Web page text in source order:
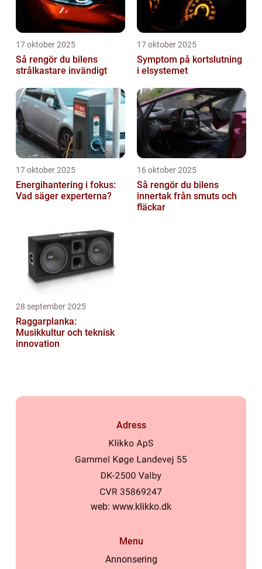
17 oktober 2025
Så rengör du bilens
strålkastare invändigt
17 oktober 2025
Symptom på kortslutning
i elsystemet
17 oktober 2025
Energihantering i fokus:
Vad säger experterna?
16 oktober 2025
Så rengör du bilens
innertak från smuts och
fläckar
28 september 2025
Raggarplanka:
Musikkultur och teknisk
innovation
Adress
web: www.klikko.dk
Menu
Annonsering